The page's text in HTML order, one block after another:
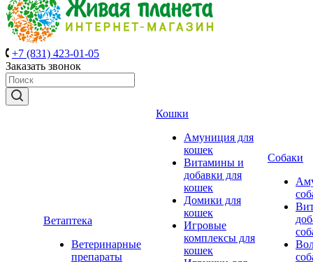
+7 (831) 423-01-05
Заказать звонок
Ветаптека
Ветеринарные
препараты
Кошки
Амуниция для
кошек
Витамины и
добавки для
кошек
Домики для
кошек
Игровые
комплексы для
кошек
Собаки